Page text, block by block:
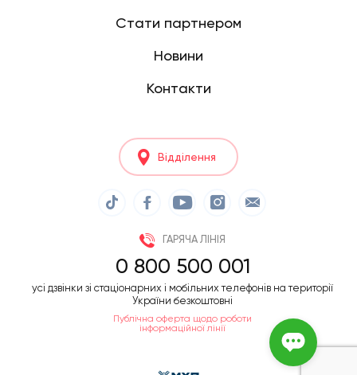
Стати партнером
Новини
Контакти
Відділення
ГАРЯЧА ЛІНІЯ
0 800 500 001
усі дзвінки зі стаціонарних і мобільних телефонів на території
України безкоштовні
Публічна оферта щодо роботи
інформаційної лінії